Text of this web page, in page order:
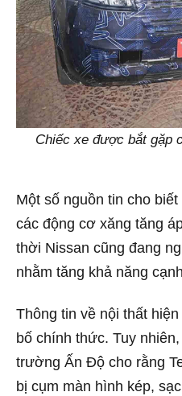
Chiếc xe được bắt gặp
Một số nguồn tin cho
các động cơ xăng tăng
thời Nissan cũng đang
nhằm tăng khả năng
Thông tin về nội thất
bố chính thức. Tuy
trường Ấn Độ cho rằng
bị cụm màn hình kép,